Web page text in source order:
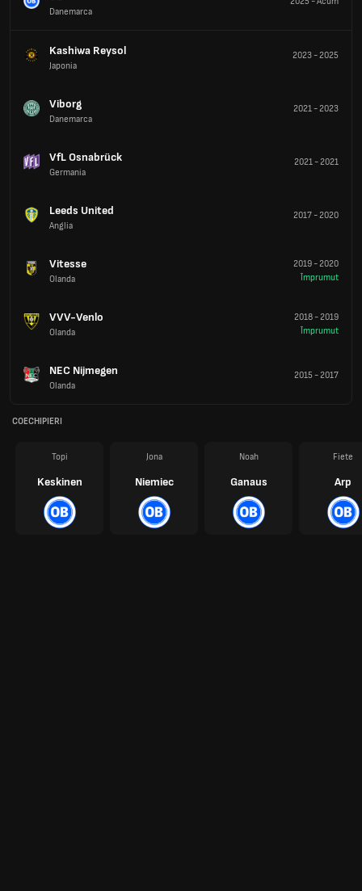
Danemarca
Kashiwa Reysol
Japonia
2023-2025
Viborg
Danemarca
2021-2023
VfL Osnabrück
Germania
2021-2021
Leeds United
Anglia
2017-2020
Vitesse
Olanda
2019-2020
Împrumut
VVV-Venlo
Olanda
2018-2019
Împrumut
NEC Nijmegen
Olanda
2015 -2017
COECHIPIERI
Topi
Keskinen
Jona
Niemiec
Noah
Ganaus
Fiete
Arp